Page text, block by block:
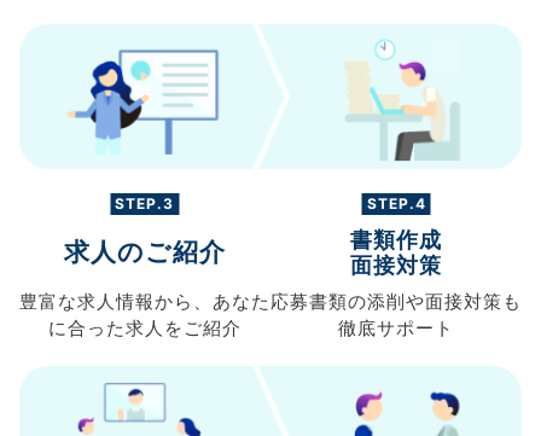
STEP.3
求人のご紹介
豊富な求人情報から、 あなた
に合った求人を ご紹介
STEP.4
書類作成
面接対策
応募書類の添削や面接対策も
徹底サポート